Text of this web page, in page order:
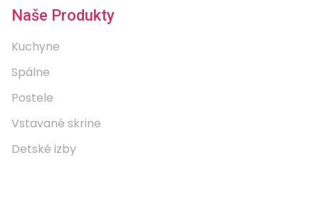
Naše Produkty
Kuchyne
Spálne
Postele
Vstavané skrine
Detské izby